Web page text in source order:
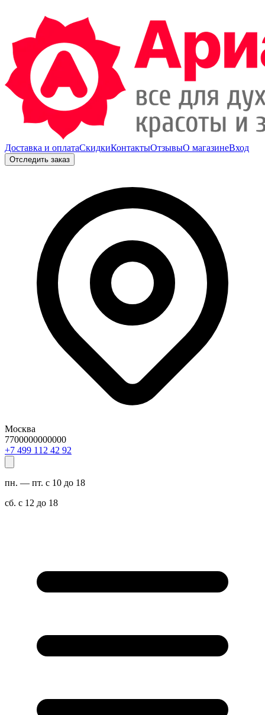
Доставка и оплатаСкидкиКонтактыОтзывыО магазинеВход
Отследить заказ
Москва
7700000000000
29 24 211 994 7+
пн. — пт. с 10 до 18
сб. с 12 до 18